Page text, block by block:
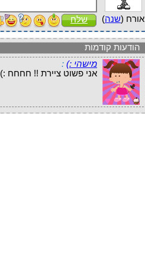
אורח (שנה) שלח
הודעות קודמות
מישהי :) :
אני פשוט ציירת !! חחחח :)